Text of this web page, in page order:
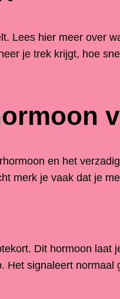
Lees hier meer over
je trek krijgt, hoe
en het
merk je vaak dat je
Dit hormoon laat
signaleert